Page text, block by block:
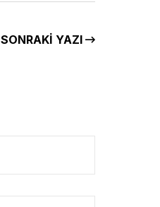
SONRAKI YAZI